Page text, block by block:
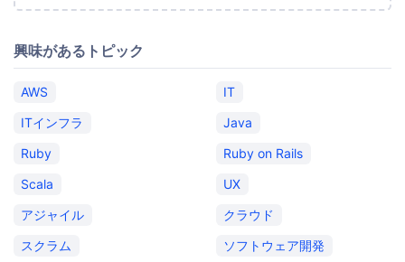
興味があるトピック
AWS
IT
ITインフラ
Java
Ruby
Ruby on Rails
Scala
UX
アジャイル
クラウド
スクラム
ソフトウェア開発